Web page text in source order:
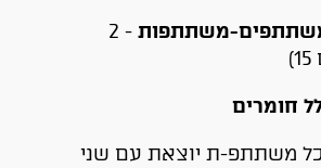
משתתפים-משתתפות
- 2
חומרים
משתתפ-ת יוצאת עם שני